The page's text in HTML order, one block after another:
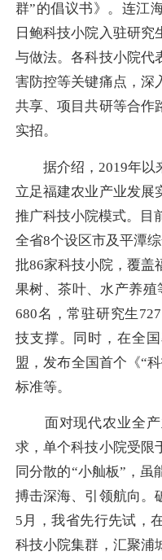
群”的倡议书》。连江
日鲍科技小院入驻研究
与做法。各科技小院代
害防控等关键痛点，深
共享、项目共研等合作
实招。
据介绍，2019年以来
立足福建农业产业发展
推广科技小院模式。目
全省8个设区市及平潭
批86家科技小院，覆盖
果树、茶叶、水产养殖
680名，常驻研究生
技支撑。同时，在全
盟，发布全国首个《“
标准等。
面对现代农业全产
求，单个科技小院受限
同分散的“小舢板”，
搏击深海、引领航向。
5月，我省先行先试，
科技小院集群，汇聚浦